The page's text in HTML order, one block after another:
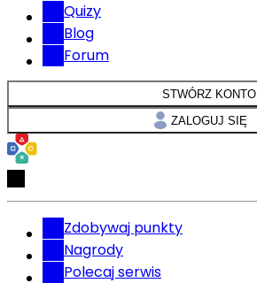
Quizy
Blog
Forum
STWÓRZ KONTO
ZALOGUJ SIĘ
Zdobywaj punkty
Nagrody
Polecaj serwis